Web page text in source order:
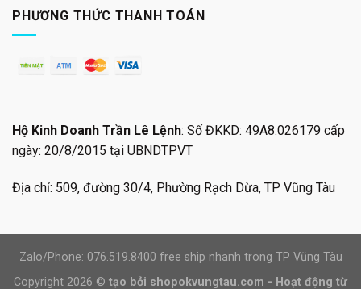
PHƯƠNG THỨC THANH TOÁN
Hộ Kinh Doanh Trần Lê Lệnh: Số ĐKKD: 49A8.026179 cấp
ngày: 20/8/2015 tại UBNDTPVT
Địa chỉ: 509, đường 30/4, Phường Rạch Dừa, TP Vũng Tàu
Zalo/Phone: 076.519.8400 free ship nhanh trong TP Vũng Tàu
Copyright 2026 © tạo bởi shopokvungtau.com - Hoạt động từ